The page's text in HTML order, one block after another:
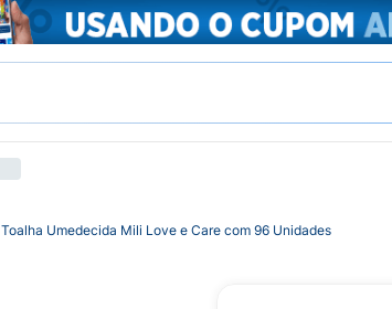
Toalha Umedecida Mili Love e Care com 96 Unidades